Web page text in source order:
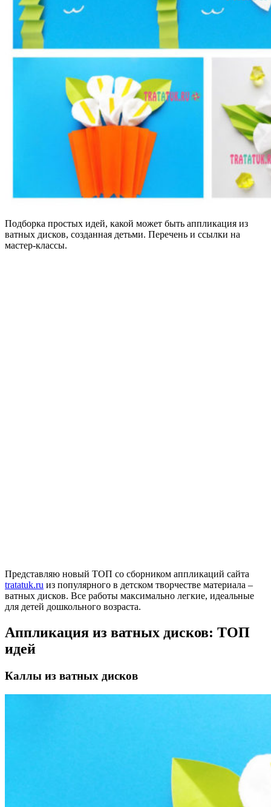
Подборка простых идей, какой может быть аппликация из
ватных дисков, созданная детьми. Перечень и ссылки на
мастер-классы.
Представляю новый ТОП со сборником аппликаций сайта
tratatuk.ru из популярного в детском творчестве материала –
ватных дисков. Все работы максимально легкие, идеальные
для детей дошкольного возраста.
Аппликация из ватных дисков: ТОП
идей
Каллы из ватных дисков